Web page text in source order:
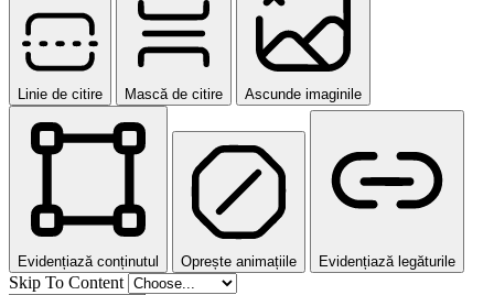
Linie de citire Mască de citire Ascunde imaginile
Evidențiază conținutul Oprește animațiile Evidențiază legăturile
Skip To Content